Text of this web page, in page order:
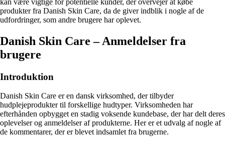
produkter fra Danish Skin Care, da de giver indblik i nogle af de
udfordringer, som andre brugere har oplevet.
Danish Skin Care – Anmeldelser fra
brugere
Introduktion
Danish Skin Care er en dansk virksomhed, der tilbyder
hudplejeprodukter til forskellige hudtyper. Virksomheden har
efterhånden opbygget en stadig voksende kundebase, der har delt deres
oplevelser og anmeldelser af produkterne. Her er et udvalg af nogle af
de kommentarer, der er blevet indsamlet fra brugerne.